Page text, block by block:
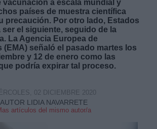
vacunación a escala mundial y
países de muestra científica
precaución. Por otro lado, Estados
el siguiente, seguido de la
La Agencia Europea de
(EMA) señaló el pasado martes los
y 12 de enero como las
podría expirar tal proceso.
AUTOR LIDIA NAVARRETE
artículos del mismo autor/a
02 DICIEMBRE 2020
link